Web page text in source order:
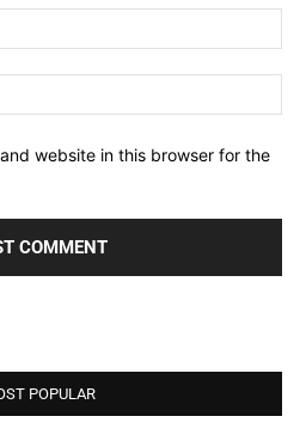
website in this browser for the
POPULAR